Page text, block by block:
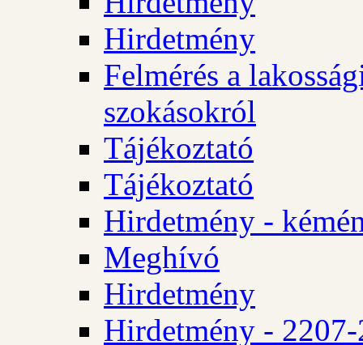
Hirdetmény
Felmérés a
szokásokról
Tájékoztató
Tájékoztató
Hirdetmény -
Meghívó
Hirdetmény
Hirdetmény -